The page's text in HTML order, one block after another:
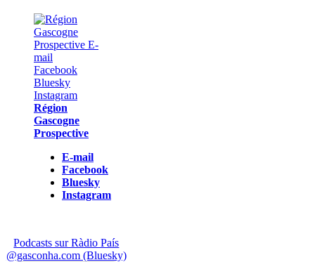
Région
Gascogne
Prospective
E-mail
Facebook
Bluesky
Instagram
Podcasts sur Ràdio País
@gasconha.com (Bluesky)